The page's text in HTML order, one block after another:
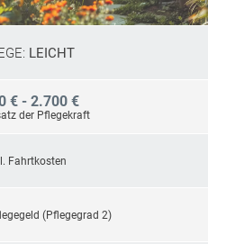
LEICHT
€ - 2.700 €
der Pflegekraft
Fahrtkosten
(Pflegegrad 2)